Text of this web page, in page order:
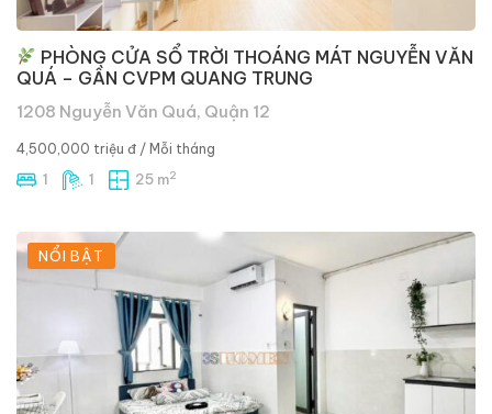
PHÒNG CỬA SỔ TRỜI THOÁNG MÁT NGUYỄN VĂN
QUÁ – GẦN CVPM QUANG TRUNG
1208 Nguyễn Văn Quá, Quận 12
4,500,000 triệu đ / Mỗi tháng
1 1 25 m2
NỔI BẬT